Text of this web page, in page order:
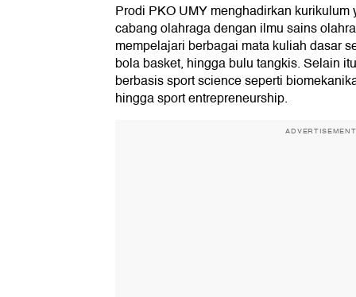
Prodi PKO UMY menghadirkan
cabang olahraga dengan ilmu sains
mempelajari berbagai mata kuliah dasar
bola basket, hingga bulu tangkis. Selain
berbasis sport science seperti
hingga sport entrepreneurship.
ADVERTISEMENT